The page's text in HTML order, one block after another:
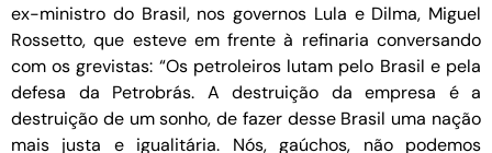
ex-ministro do Brasil, nos governos Lula e Dilma, Miguel
Rossetto, que esteve em frente à refinaria conversando
com os grevistas: “Os petroleiros lutam pelo Brasil e pela
defesa da Petrobrás. A destruição da empresa é a
destruição de um sonho, de fazer desse Brasil uma nação
mais justa e igualitária. Nós, gaúchos, não podemos